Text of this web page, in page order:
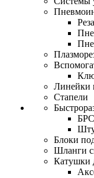
Линейки
Стапели
Блоки
Шланги
Катушки